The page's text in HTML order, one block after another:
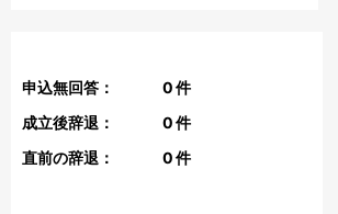
申込無回答： 0件
成立後辞退：
0件
直前の辞退：
0件